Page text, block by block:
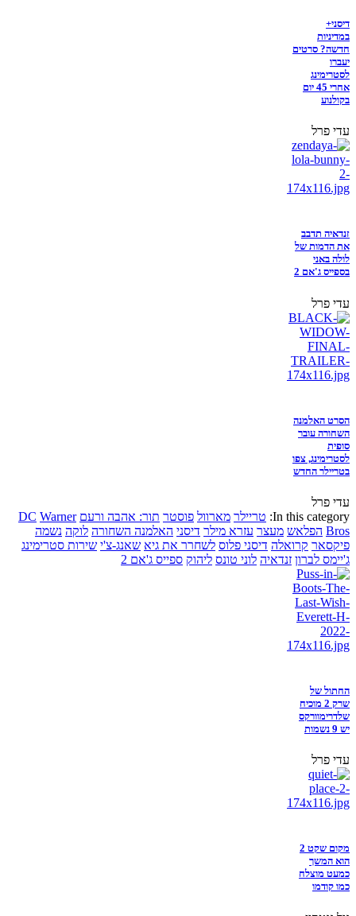
דיסני+
במדיניות
חדשה? סרטים
יעברו
לסטרימינג
אחרי 45 יום
בקולנוע
עדי פרל
זנדאיה תדבב
את הדמות של
לולה באני
בספייס ג'אם 2
עדי פרל
הסרט האלמנה
השחורה עובר
סופית
לסטרימינג, צפו
בטריילר החדש
עדי פרל
In this category: טריילר מארוול פוסטר תור: אהבה ורעם DC Warner
Bros הפלאש מעצר עזרא מילר דיסני האלמנה השחורה לוקה נשמה
פיקסאר קרואלה דיסני פלוס לשחרר את גיא שאנג-צ'י שירות סטרימינג
ג'יימס לברון זנדאיה לוני טונס ליהוק ספייס ג'אם 2
החתול של
שרק 2 מוכיח
שלדרימוורקס
יש 9 נשמות
עדי פרל
מקום שקט 2
הוא המשך
כמעט מוצלח
כמו קודמו